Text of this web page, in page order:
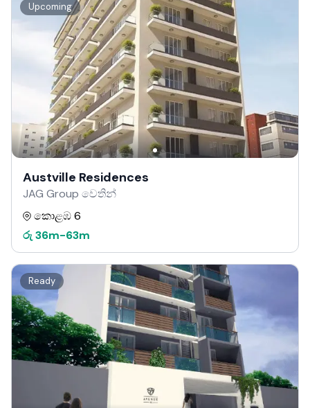
Upcoming
Austville Residences
JAG Group වෙතින්
කොළඹ 6
රු 36m-63m
Ready